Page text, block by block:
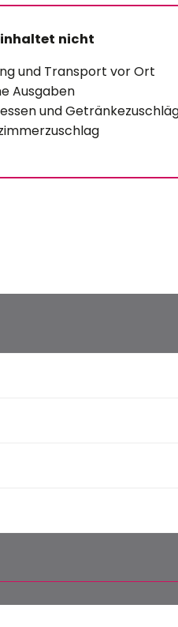
nicht
und Transport vor Ort
Ausgaben
und